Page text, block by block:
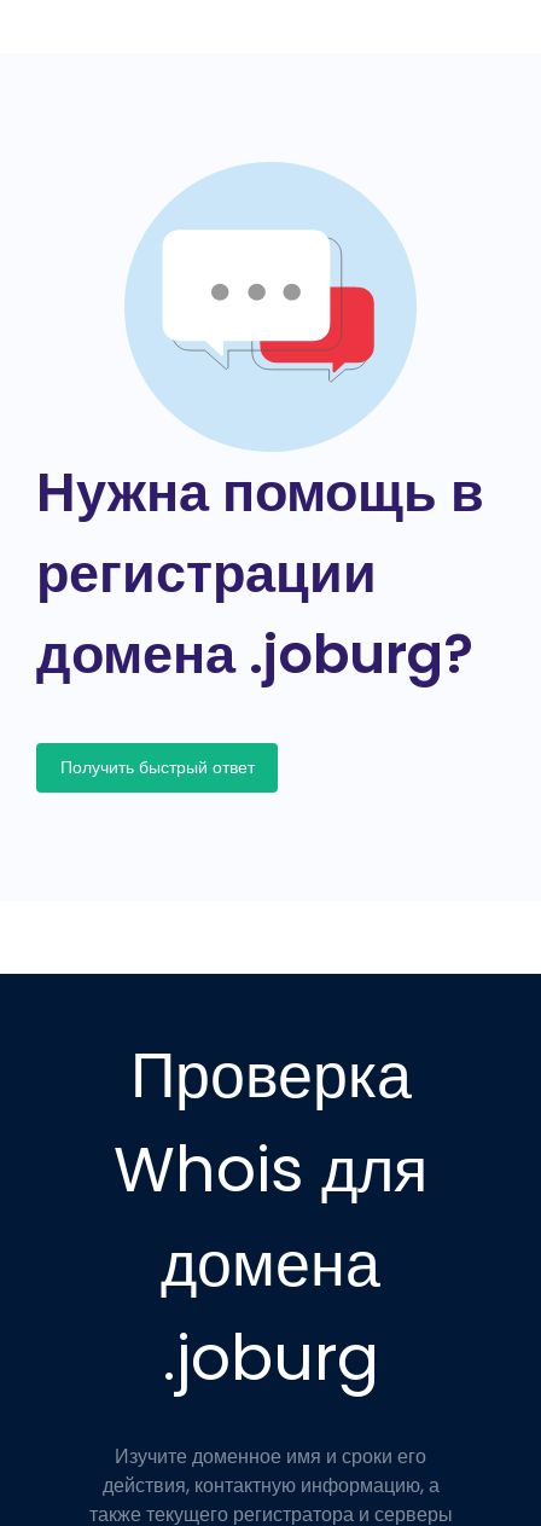
Нужна помощь в
регистрации
домена .joburg?
Получить быстрый ответ
Проверка
Whois для
домена
.joburg
Изучите доменное имя и сроки его
действия, контактную информацию, а
также текущего регистратора и серверы